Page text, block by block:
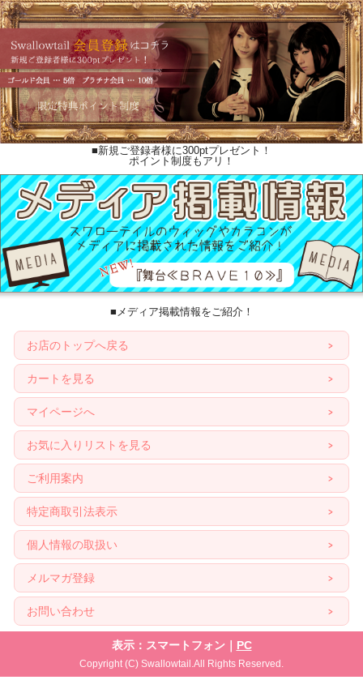
■新規ご登録者様に300ptプレゼント！
ポイント制度もアリ！
■メディア掲載情報をご紹介！
お店のトップへ戻る
カートを見る
マイページへ
お気に入りリストを見る
ご利用案内
特定商取引法表示
個人情報の取扱い
メルマガ登録
お問い合わせ
表示：スマートフォン｜ PC
Copyright (C) Swallowtail.All Rights Reserved.